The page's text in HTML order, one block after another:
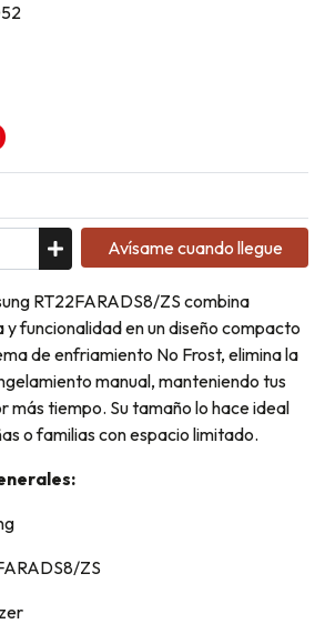
Avísame cuando llegue
RT22FARADS8/ZS combina
funcionalidad en un diseño compacto
de enfriamiento No Frost, elimina la
manual, manteniendo tus
más tiempo. Su tamaño lo hace ideal
o familias con espacio limitado.
ZS